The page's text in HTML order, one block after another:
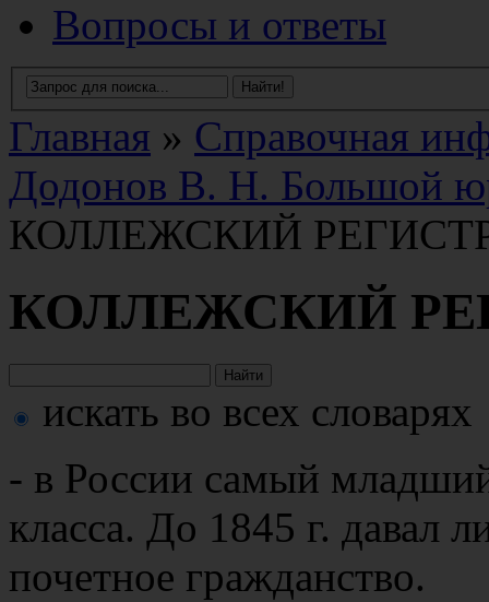
Вопросы и ответы
Главная » Справочная
Додонов В. Н. Большой
КОЛЛЕЖСКИЙ
КОЛЛЕЖСКИЙ
искать во всех словарях
- в России самый
класса. До 1845 г. давал
почетное гражданство.